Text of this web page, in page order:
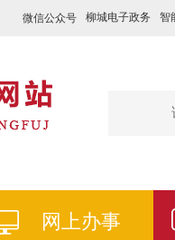
微信公众号 柳城电子政务 智
网上办事